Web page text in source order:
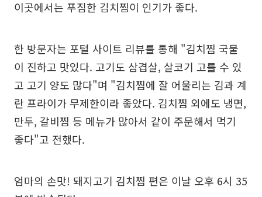
이곳에서는 푸짐한 김치찜이 인기가 좋다.
한 방문자는 포털 사이트 리뷰를 통해 "김치찜 국물
이 진하고 맛있다. 고기도 삼겹살, 살코기 고를 수 있
고 고기 양도 많다"며 "김치찜에 잘 어울리는 김과 계
란 프라이가 무제한이라 좋았다. 김치찜 외에도 냉면,
만두, 갈비찜 등 메뉴가 많아서 같이 주문해서 먹기
좋다"고 전했다.
엄마의 손맛! 돼지고기 김치찜 편은 이날 오후 6시 35